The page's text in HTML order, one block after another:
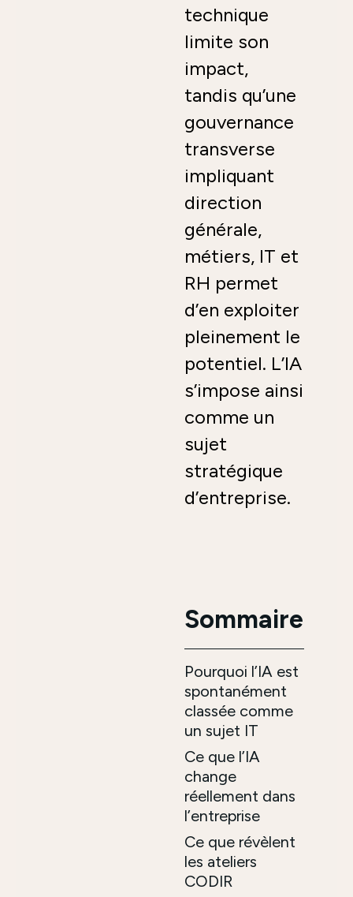
technique
limite son
impact,
tandis qu’une
gouvernance
transverse
impliquant
direction
générale,
métiers, IT et
RH permet
d’en exploiter
pleinement le
potentiel. L’IA
s’impose ainsi
comme un
sujet
stratégique
d’entreprise.
Sommaire
Pourquoi l’IA est
spontanément
classée comme
un sujet IT
Ce que l’IA
change
réellement dans
l’entreprise
Ce que révèlent
les ateliers
CODIR